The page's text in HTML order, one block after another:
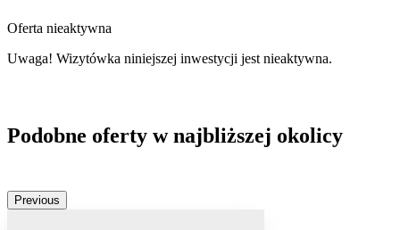
Oferta nieaktywna
Uwaga! Wizytówka niniejszej inwestycji jest nieaktywna.
Podobne oferty w najbliższej okolicy
Previous